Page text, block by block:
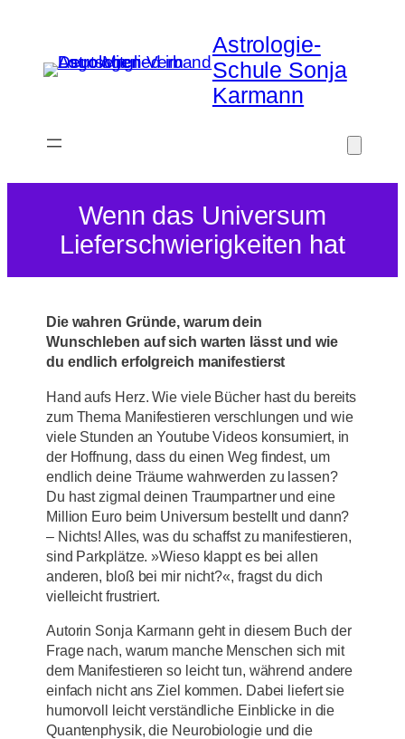
springen
Astrologie-
Schule Sonja
Karmann
Wenn das Universum
Lieferschwierigkeiten hat
Die wahren Gründe, warum dein
Wunschleben auf sich warten lässt und wie
du endlich erfolgreich manifestierst
Hand aufs Herz. Wie viele Bücher hast du bereits
zum Thema Manifestieren verschlungen und wie
viele Stunden an Youtube Videos konsumiert, in
der Hoffnung, dass du einen Weg findest, um
endlich deine Träume wahrwerden zu lassen?
Du hast zigmal deinen Traumpartner und eine
Million Euro beim Universum bestellt und dann?
– Nichts! Alles, was du schaffst zu manifestieren,
sind Parkplätze. »Wieso klappt es bei allen
anderen, bloß bei mir nicht?«, fragst du dich
vielleicht frustriert.
Autorin Sonja Karmann geht in diesem Buch der
Frage nach, warum manche Menschen sich mit
dem Manifestieren so leicht tun, während andere
einfach nicht ans Ziel kommen. Dabei liefert sie
humorvoll leicht verständliche Einblicke in die
Quantenphysik, die Neurobiologie und die